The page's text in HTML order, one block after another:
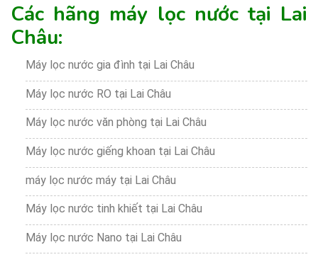
Các hãng máy lọc nước tại Lai
Châu:
Máy lọc nước gia đình tại Lai Châu
Máy lọc nước RO tại Lai Châu
Máy lọc nước văn phòng tại Lai Châu
Máy lọc nước giếng khoan tại Lai Châu
máy lọc nước máy tại Lai Châu
Máy lọc nước tinh khiết tại Lai Châu
Máy lọc nước Nano tại Lai Châu